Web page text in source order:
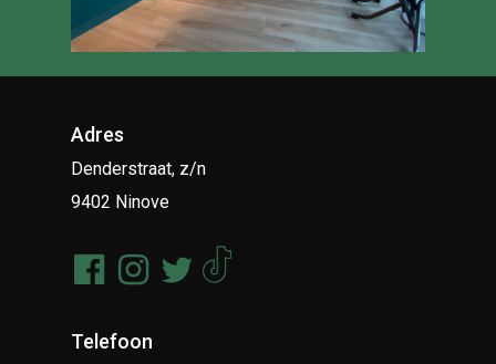
Adres
Denderstraat, z/n
9402 Ninove
Telefoon